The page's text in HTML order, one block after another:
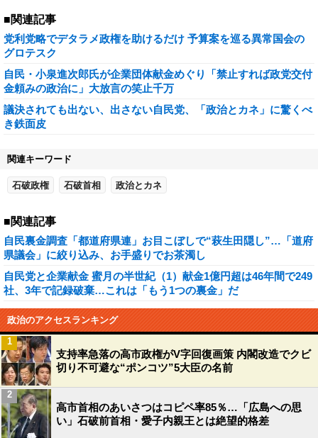
■関連記事
党利党略でデタラメ政権を助けるだけ 予算案を巡る異常国会の
グロテスク
自民・小泉進次郎氏が企業団体献金めぐり「禁止すれば政党交付
金頼みの政治に」大放言の笑止千万
議決されても出ない、出さない自民党、「政治とカネ」に驚くべ
き鉄面皮
関連キーワード
石破政権 石破首相 政治とカネ
■関連記事
自民裏金調査「都道府県連」お目こぼしで“萩生田隠し”…「道府
県議会」に絞り込み、お手盛りでお茶濁し
自民党と企業献金 蜜月の半世紀（1）献金1億円超は46年間で249
社、3年で記録破棄…これは「もう1つの裏金」だ
政治のアクセスランキング
支持率急落の高市政権がV字回復画策 内閣改造でクビ
切り不可避な“ポンコツ”5大臣の名前
1
高市首相のあいさつはコピペ率85％…「広島への思
い」石破前首相・愛子内親王とは絶望的格差
2